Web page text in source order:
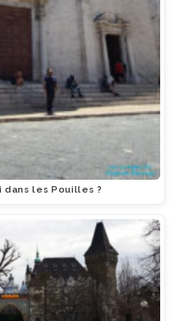
dans les Pouilles ?